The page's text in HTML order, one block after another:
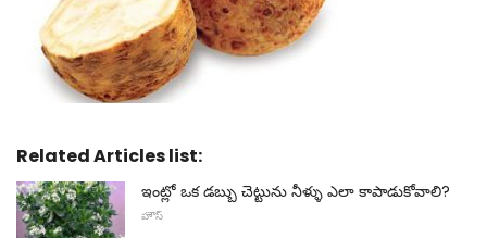
Related Articles list:
ఇంట్లో ఒక డబ్బు చెట్టును నీళ్ళు ఎలా కాపాడుకోవాలి?
హౌస్